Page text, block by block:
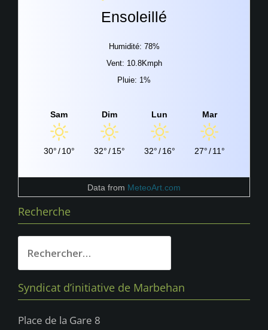
Ensoleillé
Humidité: 78%
Vent: 10.8Kmph
Pluie: 1%
Sam
30°/ 10°
Dim
32°/ 15°
Lun
32°/ 16°
Mar
27°/ 11°
Data from MeteoArt.com
Recherche
Syndicat d’initiative de Marbehan
Place de la Gare 8